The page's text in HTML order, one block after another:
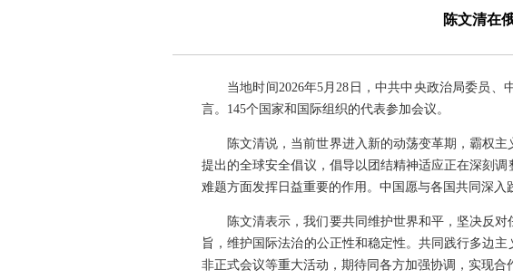
陈文清在
当地时间2026年5月28日，中共中央政治局委员
言。145个国家和国际组织的代表参加会议。
陈文清说，当前世界进入新的动荡变革期，霸权
提出的全球安全倡议，倡导以团结精神适应正在深刻
难题方面发挥日益重要的作用。中国愿与各国共同深
陈文清表示，我们要共同维护世界和平，坚决反
旨，维护国际法治的公正性和稳定性。共同践行多边
非正式会议等重大活动，期待同各方加强协调，实现合